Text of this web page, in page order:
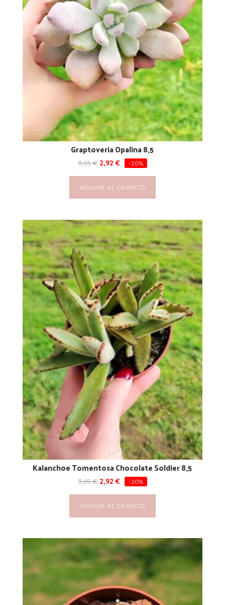
Graptoveria Opalina 8,5
3,65€ 2,92 € -20%
AÑADIR AL CARRITO
Kalanchoe Tomentosa Chocolate Soldier 8,5
3,65€ 2,92 € -20%
AÑADIR AL CARRITO